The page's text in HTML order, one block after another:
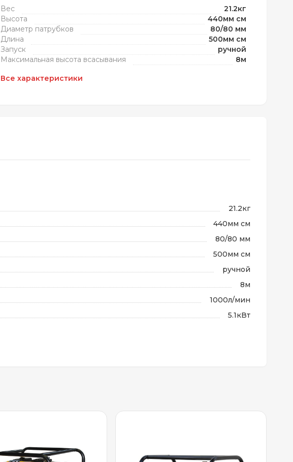
Вес
21.2кг
Высота
440мм см
Диаметр патрубков
80/80 мм
Длина
500мм см
Запуск
ручной
Максимальная высота всасывания
8м
Все характеристики
21.2кг
440мм см
80/80 мм
500мм см
ручной
8м
1000л/мин
5.1кВт